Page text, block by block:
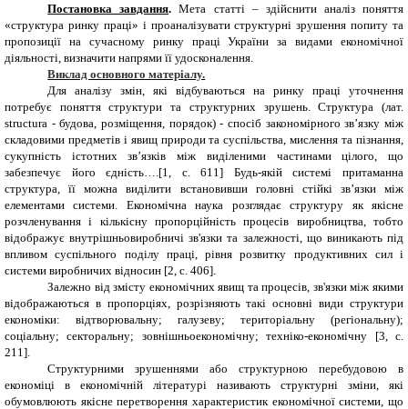
Постановка завдання.Мета статті – здійснити аналіз поняття
«структура ринку праці» і проаналізуватиструктурні зрушення попиту та
пропозиції на сучасному ринку праціУкраїни за видами економічної
діяльності, визначити напрями її удосконалення.
Виклад основного матеріалу.
Для аналізу змін, які відбуваються на ринку праці уточнення
потребує поняття структури та структурних зрушень. Структура (лат.
structura - будова, розміщення, порядок) - спосіб закономірного зв’язку між
складовими предметів і явищ природи та суспільства, мислення та пізнання,
сукупність істотних зв’язків між виділеними частинами цілого, що
забезпечує його єдність….[1, c. 611] Будь-якій системі притаманна
структура, її можна виділити встановивши головні стійкі зв’язки між
елементами системи. Економічна наука розглядає структуру як якісне
розчленування і кількісну пропорційність процесів виробництва, тобто
відображує внутрішньовиробничі зв'язки та залежності, що виникають під
впливом суспільного поділу праці, рівня розвитку продуктивних сил і
системи виробничих відносин [2, с. 406].
Залежно від змісту економічних явищ та процесів, зв'язки між якими
відображаються в пропорціях, розрізняють такі основні види структури
економіки: відтворювальну; галузеву; територіальну (регіональну);
соціальну; секторальну; зовнішньоекономічну; техніко-економічну [3, с.
211].
Структурними зрушеннями або структурною перебудовою в
економіці в економічній літературі називають структурні зміни, які
обумовлюють якісне перетворення характеристик економічної системи, що